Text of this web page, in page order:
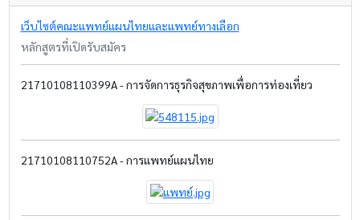
เว็บไซต์คณะแพทย์แผนไทยและแพทย์ทางเลือก
หลักสูตรที่เปิดรับสมัคร
21710108110399A - การจัดการธุรกิจสุขภาพเพื่อการท่องเที่ยว
21710108110752A - การแพทย์แผนไทย